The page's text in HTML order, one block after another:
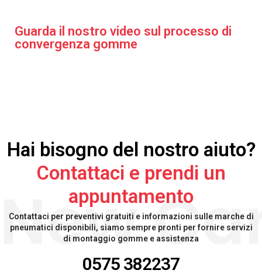
Guarda il nostro video sul processo di
convergenza gomme​
New
Hai bisogno del nostro aiuto?
Contattaci e prendi un
appuntamento
Contattaci per preventivi gratuiti e informazioni sulle marche di
pneumatici disponibili, siamo sempre pronti per fornire servizi
di montaggio gomme e assistenza
0575 382237